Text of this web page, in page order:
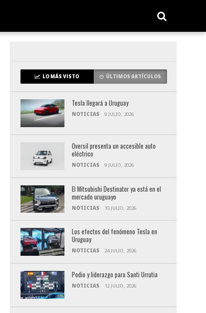
LO MÁS VISTO ÚLTIMOS ARTÍCULOS
Tesla llegará a Uruguay
NOTICIAS 9 JULIO, 2026
Oversil presenta un accesible auto
eléctrico
NOTICIAS 9 JULIO, 2026
El Mitsubishi Destinator ya está en el
mercado uruguayo
NOTICIAS 10 JULIO, 2026
Los efectos del fenómeno Tesla en
Uruguay
NOTICIAS 24 JULIO, 2026
Podio y liderazgo para Santi Urrutia
NOTICIAS 12 JULIO, 2026